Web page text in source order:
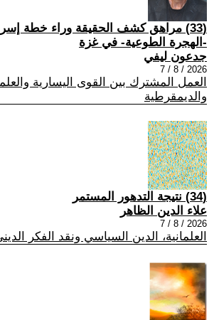
(33) مراهق كشف الحقيقة وراء خطة
-الهجرة الطوعية- في غزة
جدعون ليفي
2026 / 8 / 7
العمل المشترك بين القوى اليسارية
والديمقرطية
(34) نتيجة التدهور المستمر
علاء الدين الظاهر
2026 / 8 / 7
العلمانية، الدين السياسي ونقد الفكر